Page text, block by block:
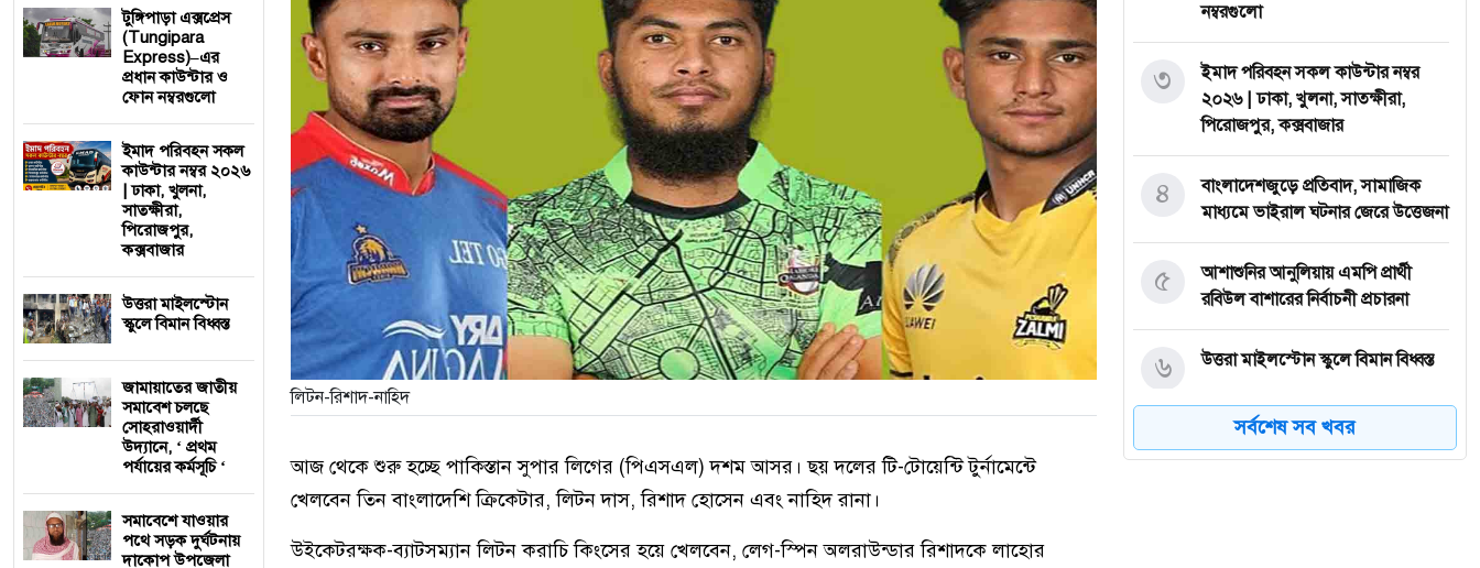
টুঙ্গিপাড়া এক্সপ্রেস
(Tungipara
Express)–এর
প্রধান কাউন্টার ও
ফোন নম্বরগুলো
ইমাদ পরিবহন সকল
কাউন্টার নম্বর ২০২৬
| ঢাকা, খুলনা,
সাতক্ষীরা,
পিরোজপুর,
কক্সবাজার
উত্তরা মাইলস্টোন
স্কুলে বিমান বিধ্বস্ত
জামায়াতের জাতীয়
সমাবেশ চলছে
সোহরাওয়ার্দী
উদ্যানে, ‘ প্রথম
পর্যায়ের কর্মসূচি ‘
সমাবেশে যাওয়ার
পথে সড়ক দুর্ঘটনায়
দাকোপ উপজেলা
লিটন-রিশাদ-নাহিদ
আজ থেকে শুরু হচ্ছে পাকিস্তান সুপার লিগের (পিএসএল) দশম আসর। ছয় দলের টি-টোয়েন্টি টুর্নামেন্টে
খেলবেন তিন বাংলাদেশি ক্রিকেটার, লিটন দাস, রিশাদ হোসেন এবং নাহিদ রানা।
উইকেটরক্ষক-ব্যাটসম্যান লিটন করাচি কিংসের হয়ে খেলবেন, লেগ-স্পিন অলরাউন্ডার রিশাদকে লাহোর
নম্বরগুলো
ইমাদ পরিবহন সকল কাউন্টার নম্বর
২০২৬ | ঢাকা, খুলনা, সাতক্ষীরা,
পিরোজপুর, কক্সবাজার
৩
বাংলাদেশজুড়ে প্রতিবাদ, সামাজিক
মাধ্যমে ভাইরাল ঘটনার জেরে উত্তেজনা
৪
আশাশুনির আনুলিয়ায় এমপি প্রার্থী
রবিউল বাশারের নির্বাচনী প্রচারনা
৫
উত্তরা মাইলস্টোন স্কুলে বিমান বিধ্বস্ত
৬
জামায়াতের জাতীয় সমাবেশ চলছে
সোহরাওয়ার্দী উদ্যানে, ‘ প্রথম পর্যায়ের
৭
সর্বশেষ সব খবর